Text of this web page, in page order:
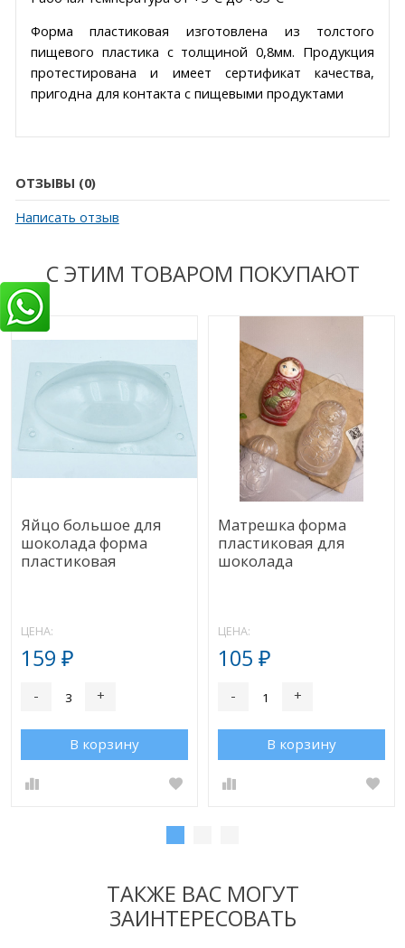
Форма пластиковая изготовлена из толстого
пищевого пластика с толщиной 0,8мм. Продукция
протестирована и имеет сертификат качества,
пригодна для контакта с пищевыми продуктами
ОТЗЫВЫ (0)
Написать отзыв
С ЭТИМ ТОВАРОМ ПОКУПАЮТ
Яйцо большое для
шоколада форма
пластиковая
ЦЕНА:
159₽
- +
В корзину
Матрешка форма
пластиковая для
шоколада
ЦЕНА:
105₽
- +
В корзину
ТАКЖЕ ВАС МОГУТ
ЗАИНТЕРЕСОВАТЬ